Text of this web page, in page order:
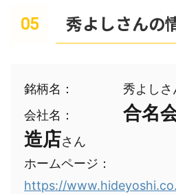
秀よしさんの
銘柄名：　　　　秀よしさ
会社名： 合名
造店さん
ホームページ：
https://